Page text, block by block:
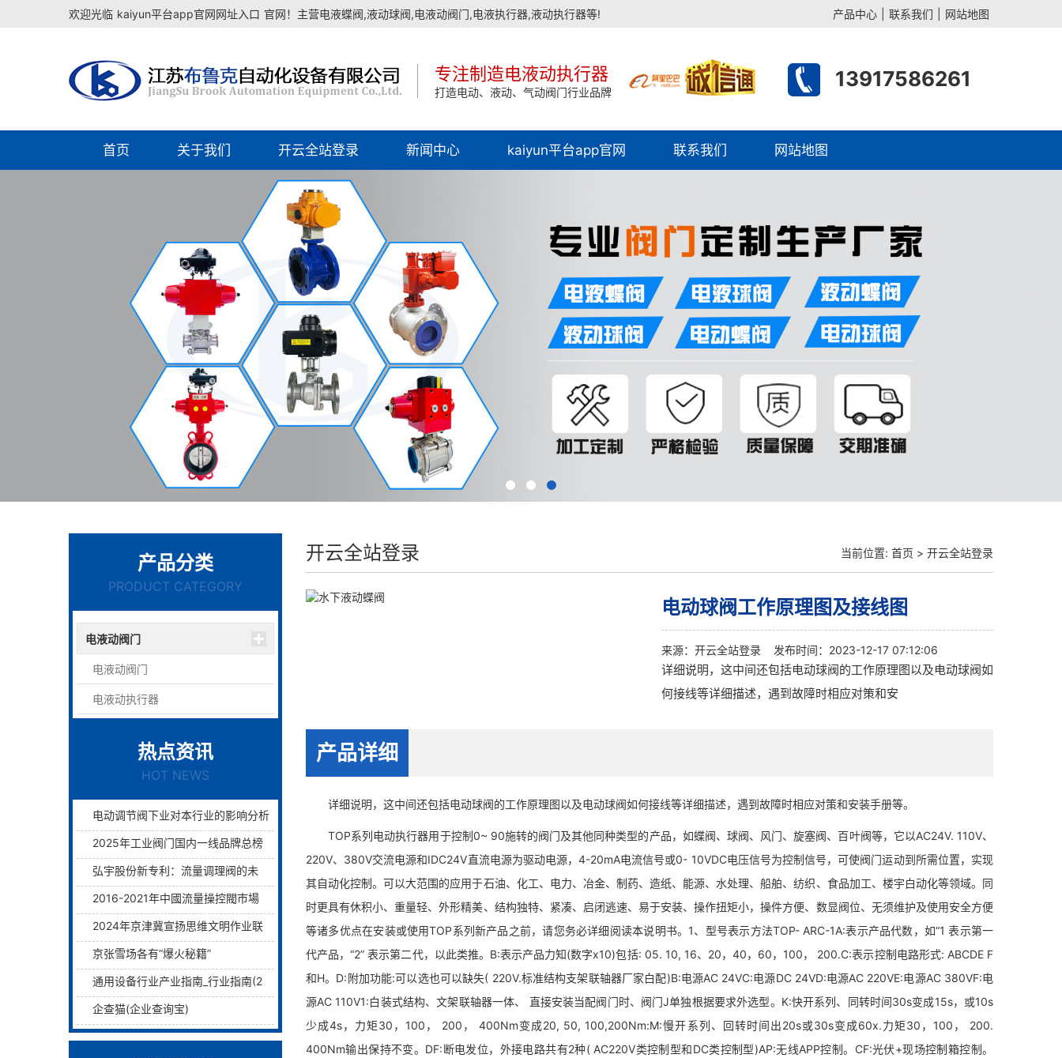
欢迎光临 kaiyun平台app官网网址入口 官网！主营电液蝶阀,液动球阀,电液动阀门,电液执行器,液动执行器等! 产品中心 联系我们 网站地图
专注制造电液动执行器
打造电动、液动、气动阀门行业品牌
13917586261
首页 关于我们 开云全站登录 新闻中心 kaiyun平台app官网 联系我们 网站地图
产品分类
PRODUCT CATEGORY
电液动阀门
电液动阀门
电液动执行器
热点资讯
HOT NEWS
电动调节阀下业对本行业的影响分析
2025年工业阀门国内一线品牌总榜单前十名
弘宇股份新专利：流量调理阀的未来已来过滤与调理两层护航！
2016-2021年中國流量操控閥市場远景及融資戰略咨詢報告
2024年京津冀宣扬思维文明作业联席会议在津举行
京张雪场各有“爆火秘籍”
通用设备行业产业指南_行业指南(2)_前瞻 - 前瞻网
企查猫(企业查询宝)
开云全站登录 当前位置: 首页 > 开云全站登录
电动球阀工作原理图及接线图
来源： 开云全站登录 发布时间：2023-12-17 07:12:06
详细说明，这中间还包括电动球阀的工作原理图以及电动球阀如
何接线等详细描述，遇到故障时相应对策和安
产品详细
详细说明，这中间还包括电动球阀的工作原理图以及电动球阀如何接线等详细描述，遇到故障时相应对策和安装手册等。
TOP系列电动执行器用于控制0~ 90施转的阀门及其他同种类型的产品，如蝶阀、球阀、风门、旋塞阀、百叶阀等，它以AC24V. 110V、
220V、380V交流电源和IDC24V直流电源为驱动电源，4-20mA电流信号或0- 10VDC电压信号为控制信号，可使阀门运动到所需位置，实现
其自动化控制。可以大范围的应用于石油、化工、电力、冶金、制药、造纸、能源、水处理、船舶、纺织、食品加工、楼宇白动化等领域。同
时更具有休积小、重量轻、外形精美、结构独特、紧凑、启闭逃速、易于安装、操作扭矩小，操件方便、数显阀位、无须维护及使用安全方便
等诸多优点在安装或使用TOP系列新产品之前，请您务必详细阅读本说明书。1、型号表示方法TOP- ARC-1A:表示产品代数，如“1 表示第一
代产品，“2” 表示第二代，以此类推。B:表示产品力知(数字x10)包括: 05. 10, 16、20，40，60，100， 200.C:表示控制电路形式: ABCDE F
和H。D:附加功能:可以选也可以缺失( 220V.标准结构支架联轴器厂家白配)B:电源AC 24VC:电源DC 24VD:电源AC 220VE:电源AC 380VF:电
源AC 110V1:白装式结构、文架联轴器一体、 直接安装当配阀门时、阀门J单独根据要求外选型。K:快开系列、同转时间30s变成15s，或10s
少成4s，力矩30，100， 200， 400Nm变成20, 50, 100,200Nm:M:慢开系列、回转时间出20s或30s变成60x.力矩30，100， 200.
400Nm输出保持不变。DF:断电发位，外接电路共有2种( AC220V类控制型和DC类控制型)AP:无线APP控制。CF:光伏+现场控制箱控制。